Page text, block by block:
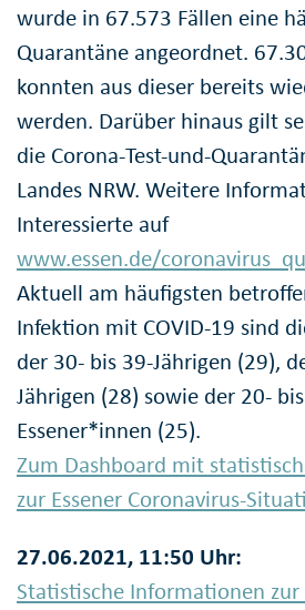
wurde in 67.573 Fällen eine
Quarantäne angeordnet.
konnten aus dieser bereits
werden. Darüber hinaus gilt
die Corona-Test-und-
Landes NRW. Weitere
Interessierte auf
www.essen.de/
Aktuell am häufigsten
Infektion mit COVID-19 sind
der 30- bis 39-Jährigen (29),
Jährigen (28) sowie der 20-
Essener*innen (25).
Zum Dashboard mit
zur Essener Coronavirus-
27.06.2021, 11:50 Uhr:
Statistische Informationen zur